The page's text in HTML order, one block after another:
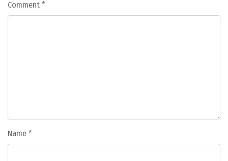
Comment *
Name *